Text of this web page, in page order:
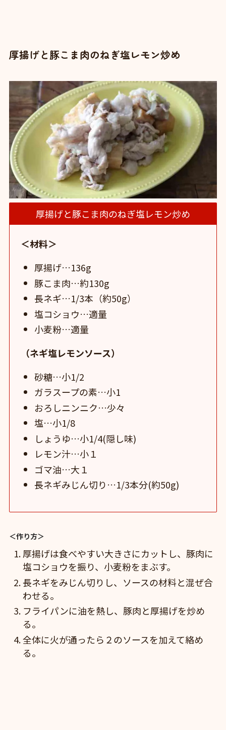
厚揚げと豚こま肉のねぎ塩レモン炒め
厚揚げと豚こま肉のねぎ塩レモン炒め
＜材料＞
厚揚げ…136g
豚こま肉…約130g
長ネギ…1/3本（約50g）
塩コショウ…適量
小麦粉…適量
（ネギ塩レモンソース）
砂糖…小1/2
ガラスープの素…小1
おろしニンニク…少々
塩…小1/8
しょうゆ…小1/4(隠し味)
レモン汁…小１
ゴマ油…大１
長ネギみじん切り…1/3本分(約50g)
＜作り方＞
厚揚げは食べやすい大きさにカットし、豚肉に
塩コショウを振り、小麦粉をまぶす。
長ネギをみじん切りし、ソースの材料と混ぜ合
わせる。
フライパンに油を熱し、豚肉と厚揚げを炒め
る。
全体に火が通ったら２のソースを加えて絡め
る。